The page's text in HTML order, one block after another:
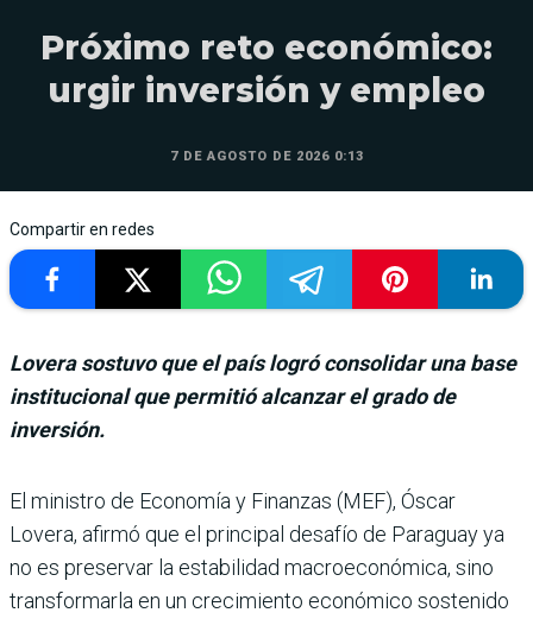
Próximo reto económico:
urgir inversión y empleo
7 DE AGOSTO DE 2026 0:13
Compartir en redes
Lovera sostuvo que el país logró consolidar una base
institucional que permitió alcanzar el grado de
inversión.
El ministro de Eco­nomía y Finanzas (MEF), Óscar
Lovera, afirmó que el principal desafío de Paraguay ya
no es preser­var la estabilidad macroeco­nómica, sino
transformarla en un crecimiento econó­mico sostenido